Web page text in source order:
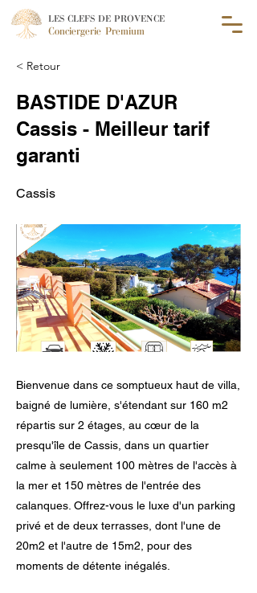
LES CLEFS DE PROVENCE
Conciergerie Premium
< Retour
BASTIDE D'AZUR
Cassis - Meilleur tarif
garanti
Cassis
Bienvenue dans ce somptueux haut de villa,
baigné de lumière, s'étendant sur 160 m2
répartis sur 2 étages, au cœur de la
presqu'île de Cassis, dans un quartier
calme à seulement 100 mètres de l'accès à
la mer et 150 mètres de l'entrée des
calanques. Offrez-vous le luxe d'un parking
privé et de deux terrasses, dont l'une de
20m2 et l'autre de 15m2, pour des
moments de détente inégalés.